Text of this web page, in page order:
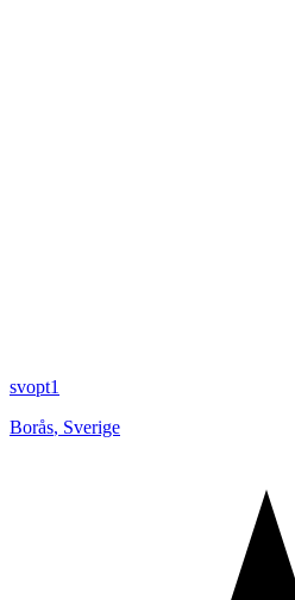
svopt1
Borås, Sverige